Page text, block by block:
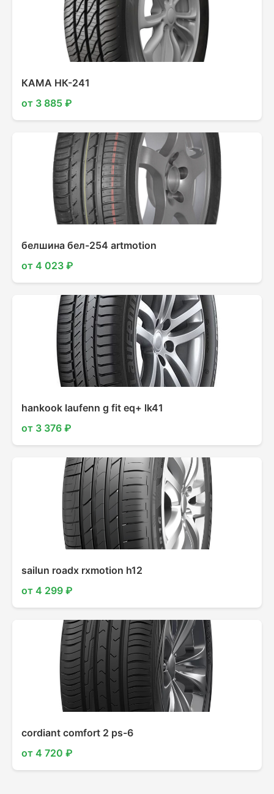
КАМА НК-241
от 3 885 ₽
белшина бел-254 artmotion
от 4 023 ₽
hankook laufenn g fit eq+ lk41
от 3 376 ₽
sailun roadx rxmotion h12
от 4 299 ₽
cordiant comfort 2 ps-6
от 4 720 ₽